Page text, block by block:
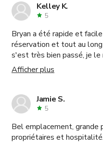
Kelley K.
5
Bryan a été rapide et
réservation et tout au
s'est très bien passé, je le
quiconque cherche un
Afficher plus
Jamie S.
5
Bel emplacement,
propriétaires et hospitalité.